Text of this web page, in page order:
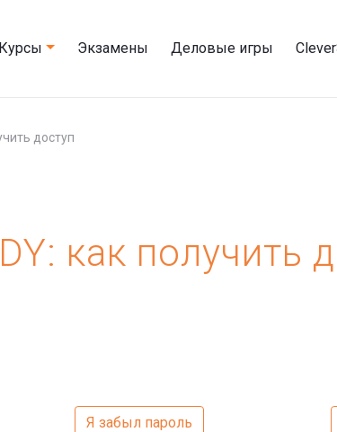
Курсы Экзамены Деловые игры
доступ
как получить
Я забыл пароль